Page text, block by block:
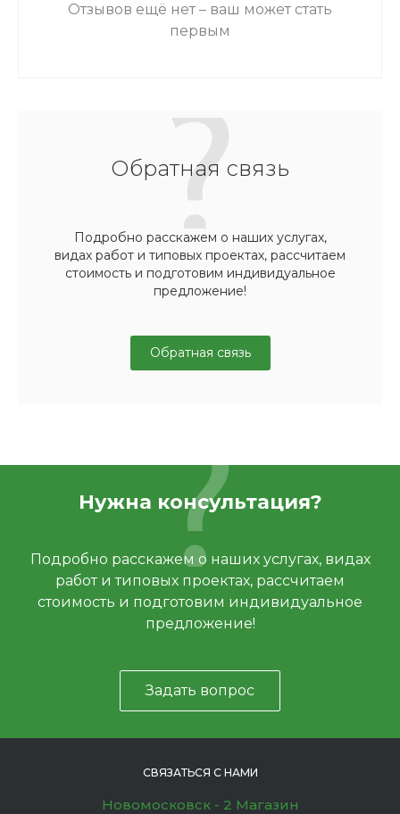
Отзывов ещё нет – ваш может стать
первым
Обратная связь
Подробно расскажем о наших услугах,
видах работ и типовых проектах, рассчитаем
стоимость и подготовим индивидуальное
предложение!
Обратная связь
Нужна консультация?
Подробно расскажем о наших услугах, видах
работ и типовых проектах, рассчитаем
стоимость и подготовим индивидуальное
предложение!
Задать вопрос
СВЯЗАТЬСЯ С НАМИ
Новомосковск - 2 Магазин